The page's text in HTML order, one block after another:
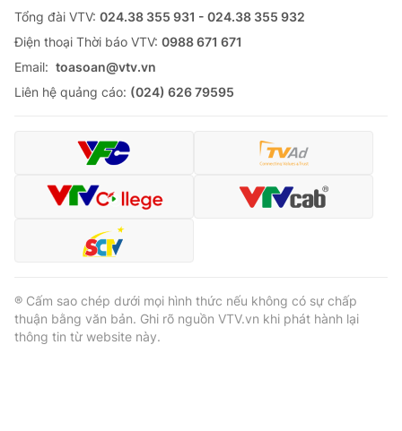
Tổng đài VTV: 024.38 355 931 - 024.38 355 932
Ðiện thoại Thời báo VTV: 0988 671 671
Email: toasoan@vtv.vn
Liên hệ quảng cáo: (024) 626 79595
® Cấm sao chép dưới mọi hình thức nếu không có sự chấp
thuận bằng văn bản. Ghi rõ nguồn VTV.vn khi phát hành lại
thông tin từ website này.